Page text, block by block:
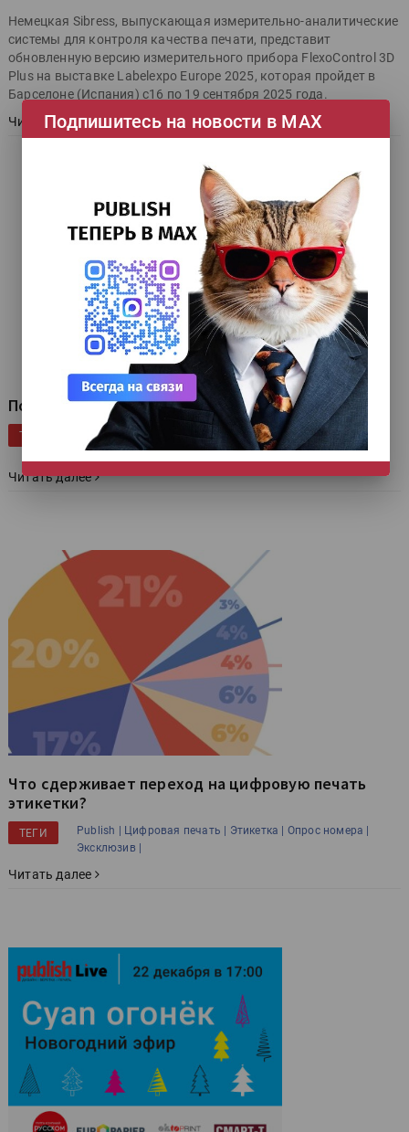
Немецкая Sibress, выпускающая измерительно-аналитические
системы для контроля качества печати, представит
обновленную версию измерительного прибора FlexoControl 3D
Plus на выставке Labelexpo Europe 2025, которая пройдет в
Барселоне (Испания) с16 по 19 сентября 2025 года.
Читать далее
Посетители и участники RosUpack и Printech
ТЕГИ Publish | Выставки | Эксклюзив | Printech |
RosUpack |
Инфографика |
Читать далее
Что сдерживает переход на цифровую печать
этикетки?
ТЕГИ Publish | Цифровая печать | Этикетка | Опрос номера |
Эксклюзив |
Читать далее